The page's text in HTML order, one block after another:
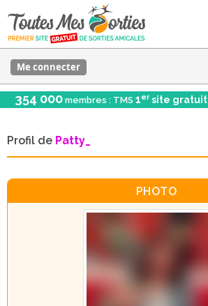
Me connecter
354 000 membres : TMS 1er site gratuit
Profil de Patty_
PHOTO